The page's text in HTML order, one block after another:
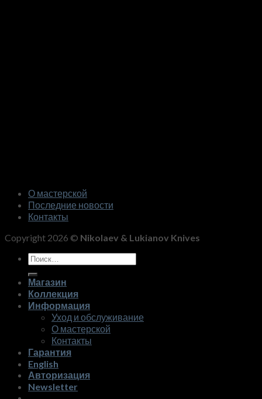
О мастерской
Последние новости
Контакты
Copyright 2026 © Nikolaev & Lukianov Knives
Искать:
Магазин
Коллекция
Информация
Уход и обслуживание
О мастерской
Контакты
Гарантия
English
Авторизация
Newsletter